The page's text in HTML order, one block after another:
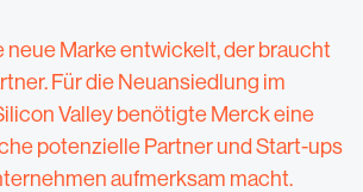
neue Marke entwickelt, der braucht
Für die Neuansiedlung im
Valley benötigte Merck eine
potenzielle Partner und Start-ups
aufmerksam macht.